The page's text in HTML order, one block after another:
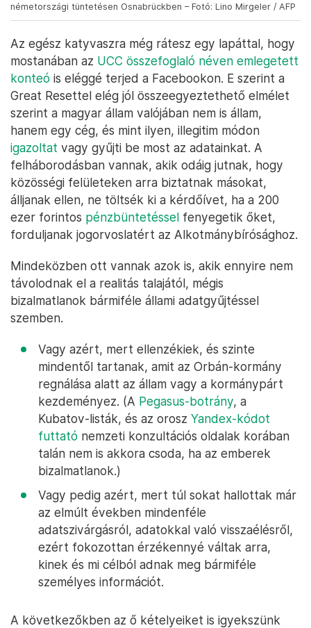
németországi tüntetésen Osnabrückben – Fotó: Lino Mirgeler / AFP
Az egész katyvaszra még rátesz egy lapáttal, hogy
mostanában az UCC összefoglaló néven emlegetett
konteó is eléggé terjed a Facebookon. E szerint a
Great Resettel elég jól összeegyeztethető elmélet
szerint a magyar állam valójában nem is állam,
hanem egy cég, és mint ilyen, illegitim módon
igazoltat vagy gyűjti be most az adatainkat. A
felháborodásban vannak, akik odáig jutnak, hogy
közösségi felületeken arra biztatnak másokat,
álljanak ellen, ne töltsék ki a kérdőívet, ha a 200
ezer forintos pénzbüntetéssel fenyegetik őket,
forduljanak jogorvoslatért az Alkotmánybírósághoz.
Mindeközben ott vannak azok is, akik ennyire nem
távolodnak el a realitás talajától, mégis
bizalmatlanok bármiféle állami adatgyűjtéssel
szemben.
Vagy azért, mert ellenzékiek, és szinte
mindentől tartanak, amit az Orbán-kormány
regnálása alatt az állam vagy a kormánypárt
kezdeményez. (A Pegasus-botrány, a
Kubatov-listák, és az orosz Yandex-kódot
futtató nemzeti konzultációs oldalak korában
talán nem is akkora csoda, ha az emberek
bizalmatlanok.)
Vagy pedig azért, mert túl sokat hallottak már
az elmúlt években mindenféle
adatszivárgásról, adatokkal való visszaélésről,
ezért fokozottan érzékennyé váltak arra,
kinek és mi célból adnak meg bármiféle
személyes információt.
A következőkben az ő kételyeiket is igyekszünk